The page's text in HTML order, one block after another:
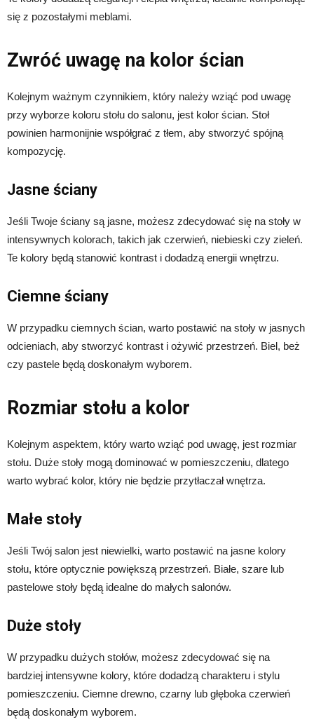
się z pozostałymi meblami.
Zwróć uwagę na kolor ścian
Kolejnym ważnym czynnikiem, który należy wziąć pod uwagę
przy wyborze koloru stołu do salonu, jest kolor ścian. Stoł
powinien harmonijnie współgrać z tłem, aby stworzyć spójną
kompozycję.
Jasne ściany
Jeśli Twoje ściany są jasne, możesz zdecydować się na stoły w
intensywnych kolorach, takich jak czerwień, niebieski czy zieleń.
Te kolory będą stanowić kontrast i dodadzą energii wnętrzu.
Ciemne ściany
W przypadku ciemnych ścian, warto postawić na stoły w jasnych
odcieniach, aby stworzyć kontrast i ożywić przestrzeń. Biel, beż
czy pastele będą doskonałym wyborem.
Rozmiar stołu a kolor
Kolejnym aspektem, który warto wziąć pod uwagę, jest rozmiar
stołu. Duże stoły mogą dominować w pomieszczeniu, dlatego
warto wybrać kolor, który nie będzie przytłaczał wnętrza.
Małe stoły
Jeśli Twój salon jest niewielki, warto postawić na jasne kolory
stołu, które optycznie powiększą przestrzeń. Białe, szare lub
pastelowe stoły będą idealne do małych salonów.
Duże stoły
W przypadku dużych stołów, możesz zdecydować się na
bardziej intensywne kolory, które dodadzą charakteru i stylu
pomieszczeniu. Ciemne drewno, czarny lub głęboka czerwień
będą doskonałym wyborem.